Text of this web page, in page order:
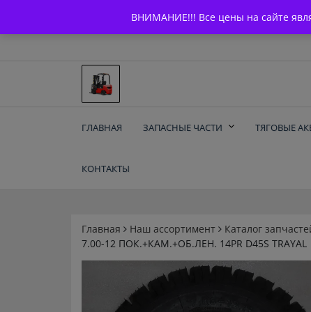
ВНИМАНИЕ!!! Все цены на сайте
content
Запчасти для
ГЛАВНАЯ ЗАПАСНЫЕ ЧАСТИ ТЯГОВЫЕ
КОНТАКТЫ
Главная Наш ассортимент Каталог
7.00-12 ПОК.+КАМ.+ОБ.ЛЕН. 14PR D45S TRAYAL